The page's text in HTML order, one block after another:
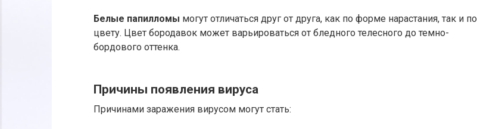
Белые папилломы могут отличаться друг от друга, как по форме нарастания, так и по
цвету. Цвет бородавок может варьироваться от бледного телесного до темно-
бордового оттенка.
Причины появления вируса
Причинами заражения вирусом могут стать: